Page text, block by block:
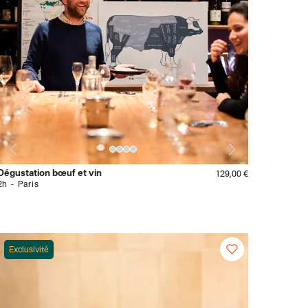
bœuf et vin
Paris
129,00 €
Exclusivité